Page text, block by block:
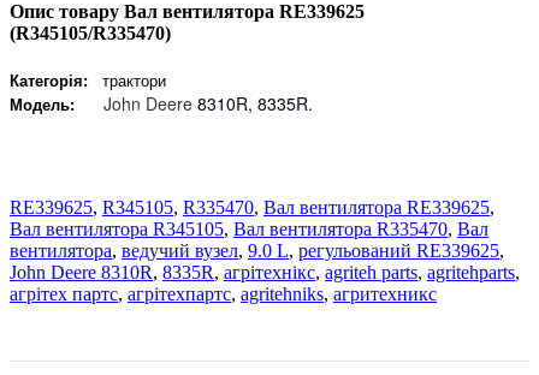
Опис товару Вал вентилятора RE339625
(R345105/R335470)
Категорія:
трактори
Модель: John Deere 8310R, 8335R.
RE339625, R345105, R335470, Вал вентилятора RE339625,
Вал вентилятора R345105, Вал вентилятора R335470, Вал
вентилятора, ведучий вузел, 9.0 L, регульований RE339625,
John Deere 8310R, 8335R, агрітехнікс, agriteh parts, agritehparts,
агрітех партс, агрітехпартс, agritehniks, агритехникс